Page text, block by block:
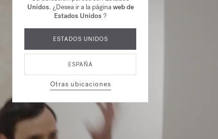
Unidos. ¿Desea ir a la páginaweb de
Estados Unidos ?
ESTADOS UNIDOS
ESPAÑA
Otras ubicaciones